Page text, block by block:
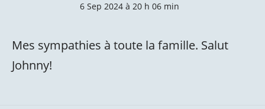
6 Sep 2024 à 20 h 06 min
Mes sympathies à toute la famille. Salut
Johnny!